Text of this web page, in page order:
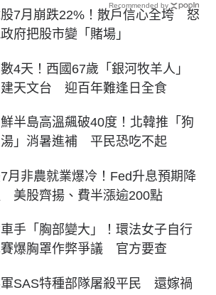
7月崩跌22%！散戶信心全垮 怒
府把股市變「賭場」
4天！西國67歲「銀河牧羊人」
建天文台 迎百年難逢日全食
半島高溫飆破40度！北韓推「狗
湯」消暑進補 平民恐吃不起
月非農就業爆冷！Fed升息預期降
美股齊揚、費半漲逾200點
手「胸部變大」！環法女子自行
爆胸罩作弊爭議 官方要查
SAS特種部隊屠殺平民 還嫁禍
Recommended by